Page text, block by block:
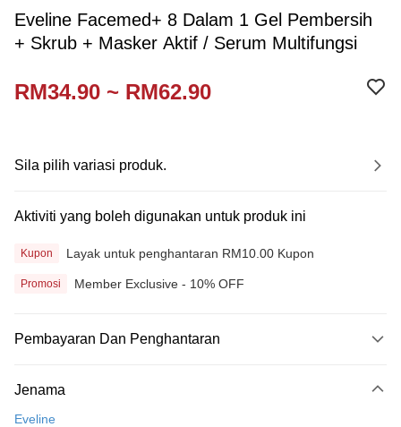
Eveline Facemed+ 8 Dalam 1 Gel Pembersih
+ Skrub + Masker Aktif / Serum Multifungsi
RM34.90 ~ RM62.90
Sila pilih variasi produk.
Aktiviti yang boleh digunakan untuk produk ini
Kupon Layak untuk penghantaran RM10.00 Kupon
Promosi Member Exclusive - 10% OFF
Pembayaran Dan Penghantaran
Kad Kredit
Jenama
Eveline